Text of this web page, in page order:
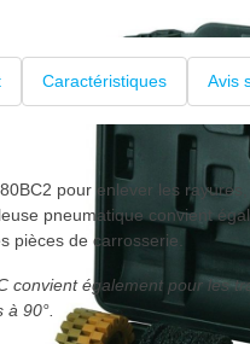
Caractéristiques Avis
le produit
pour enlever les
pneumatique convient
pièces de carrosserie.
convient également pour les
90°.